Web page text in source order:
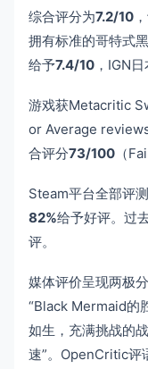
综合评分为7.2/10
拥有标准的哥特式
给予7.4/10 ，IGN
游戏获Metacritic
or Average
合评分73/100 （
Steam平台全部评
82%给予好评。过
评。
媒体评价呈现两极
“Black Mermaid的
如生，充满挑战的
速”。OpenCritic评